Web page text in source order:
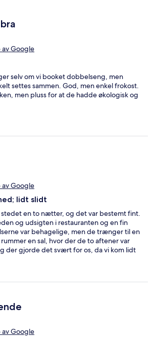
Google
selv om vi booket dobbelseng, men
settes sammen. God, men enkel frokost.
men pluss for at de hadde økologisk og
Google
lidt slidt
stedet en to nætter, og det var bestemt fint.
og udsigten i restauranten og en fin
var behagelige, men de trænger til en
en sal, hvor der de to aftener var
der gjorde det svært for os, da vi kom lidt
at hygge os i inden sengetid
Google